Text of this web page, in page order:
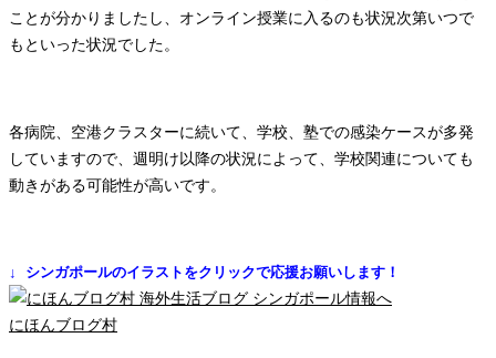
ことが分かりましたし、オンライン授業に入るのも状況次第いつで
もといった状況でした。
各病院、空港クラスターに続いて、学校、塾での感染ケースが多発
していますので、週明け以降の状況によって、学校関連についても
動きがある可能性が高いです。
↓ シンガポールのイラストをクリックで応援お願いします！
にほんブログ村